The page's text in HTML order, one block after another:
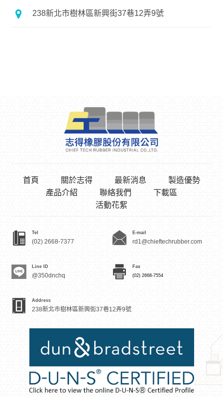
238新北市樹林區新興街37巷12弄9號
首頁 關於志得 最新消息
製造優勢
產品介紹
聯絡我們
下載區
活動花絮
Tel
(02) 2668-7377
E-mail
rd1@chieftechrubber.com
Line ID
@350dnchq
Fax
(02) 2668-7554
Address
238新北市樹林區新興街37巷12弄9號